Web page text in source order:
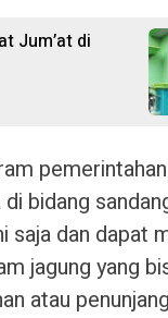
Jum’at di
bidang
saja dan dapat
jagung yang
atau